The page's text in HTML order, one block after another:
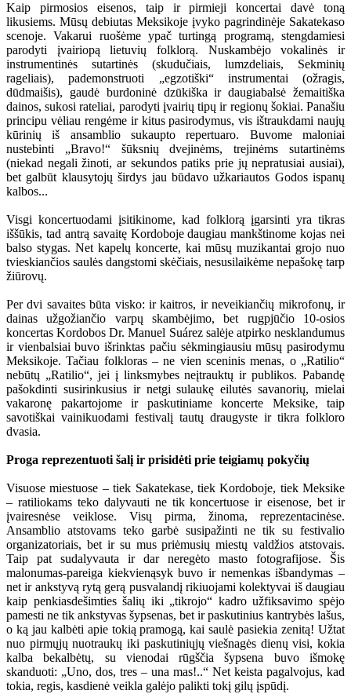
Kaip pirmosios eisenos, taip ir pirmieji koncertai davė toną
likusiems. Mūsų debiutas Meksikoje įvyko pagrindinėje Sakatekaso
scenoje. Vakarui ruošėme ypač turtingą programą, stengdamiesi
parodyti įvairiopą lietuvių folklorą. Nuskambėjo vokalinės ir
instrumentinės sutartinės (skudučiais, lumzdeliais, Sekminių
rageliais), pademonstruoti „egzotiški“ instrumentai (ožragis,
dūdmaišis), gaudė burdoninė dzūkiška ir daugiabalsė žemaitiška
dainos, sukosi rateliai, parodyti įvairių tipų ir regionų šokiai. Panašiu
principu vėliau rengėme ir kitus pasirodymus, vis ištraukdami naujų
kūrinių iš ansamblio sukaupto repertuaro. Buvome maloniai
nustebinti „Bravo!“ šūksnių dvejinėms, trejinėms sutartinėms
(niekad negali žinoti, ar sekundos patiks prie jų nepratusiai ausiai),
bet galbūt klausytojų širdys jau būdavo užkariautos Godos ispanų
kalbos...
Visgi koncertuodami įsitikinome, kad folklorą įgarsinti yra tikras
iššūkis, tad antrą savaitę Kordoboje daugiau mankštinome kojas nei
balso stygas. Net kapelų koncerte, kai mūsų muzikantai grojo nuo
tvieskiančios saulės dangstomi skėčiais, nesusilaikėme nepašokę tarp
žiūrovų.
Per dvi savaites būta visko: ir kaitros, ir neveikiančių mikrofonų, ir
dainas užgožiančio varpų skambėjimo, bet rugpjūčio 10-osios
koncertas Kordobos Dr. Manuel Suárez salėje atpirko nesklandumus
ir vienbalsiai buvo išrinktas pačiu sėkmingiausiu mūsų pasirodymu
Meksikoje. Tačiau folkloras – ne vien sceninis menas, o „Ratilio“
nebūtų „Ratilio“, jei į linksmybes neįtrauktų ir publikos. Pabandę
pašokdinti susirinkusius ir netgi sulaukę eilutės savanorių, mielai
vakaronę pakartojome ir paskutiniame koncerte Meksike, taip
savotiškai vainikuodami festivalį tautų draugyste ir tikra folkloro
dvasia.
Proga reprezentuoti šalį ir prisidėti prie teigiamų pokyčių
Visuose miestuose – tiek Sakatekase, tiek Kordoboje, tiek Meksike
– ratiliokams teko dalyvauti ne tik koncertuose ir eisenose, bet ir
įvairesnėse veiklose. Visų pirma, žinoma, reprezentacinėse.
Ansamblio atstovams teko garbė susipažinti ne tik su festivalio
organizatoriais, bet ir su mus priėmusių miestų valdžios atstovais.
Taip pat sudalyvauta ir dar neregėto masto fotografijose. Šis
malonumas-pareiga kiekvienąsyk buvo ir nemenkas išbandymas –
net ir ankstyvą rytą gerą pusvalandį rikiuojami kolektyvai iš daugiau
kaip penkiasdešimties šalių iki „tikrojo“ kadro užfiksavimo spėjo
pamesti ne tik ankstyvas šypsenas, bet ir paskutinius kantrybės lašus,
o ką jau kalbėti apie tokią pramogą, kai saulė pasiekia zenitą! Užtat
nuo pirmųjų nuotraukų iki paskutiniųjų viešnagės dienų visi, kokia
kalba bekalbėtų, su vienodai rūgščia šypsena buvo išmokę
skanduoti: „Uno, dos, tres – una mas!..“ Net keista pagalvojus, kad
tokia, regis, kasdienė veikla galėjo palikti tokį gilų įspūdį.